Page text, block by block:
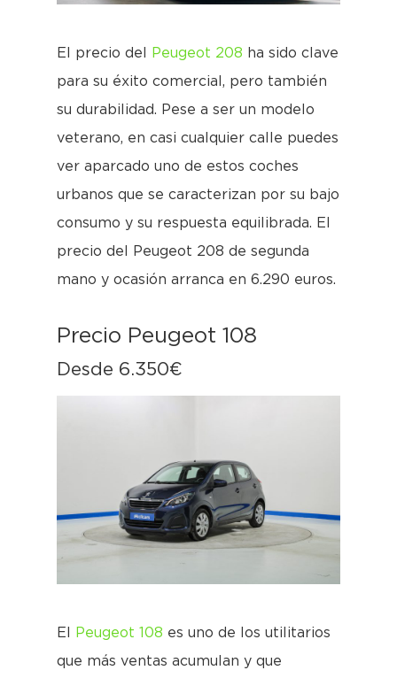
El precio del Peugeot 208 ha sido clave
para su éxito comercial, pero también
su durabilidad. Pese a ser un modelo
veterano, en casi cualquier calle puedes
ver aparcado uno de estos coches
urbanos que se caracterizan por su bajo
consumo y su respuesta equilibrada. El
precio del Peugeot 208 de segunda
mano y ocasión arranca en 6.290 euros.
Precio Peugeot 108
Desde 6.350€
El Peugeot 108 es uno de los utilitarios
que más ventas acumulan y que